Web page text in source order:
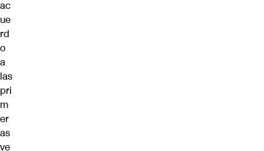
ac
ue
rd
o
a
las
pri
m
er
as
ve